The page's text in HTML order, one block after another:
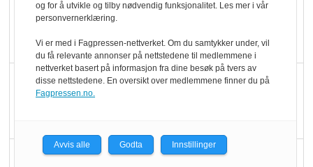
Potetball, kylling og 98
oktan
KBS-bransjen i
Vokser med ferdigmat
og for å utvikle og tilby nødvendig funksjonalitet. Les mer i vår
personvernerklæring.
Vi er med i Fagpressen-nettverket. Om du samtykker under, vil
du få relevante annonser på nettstedene til medlemmene i
nettverket basert på informasjon fra dine besøk på tvers av
disse nettstedene. En oversikt over medlemmene finner du på
Fagpressen.no.
Avvis alle Godta Innstillinger